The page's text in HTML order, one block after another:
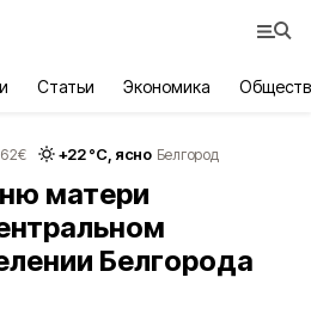
Статьи Экономика
€ +22°С, ясно Белгород
матери
Белгорода